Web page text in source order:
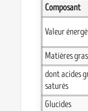
Composant
Valeur
Matières
dont acides
saturés
Glucides